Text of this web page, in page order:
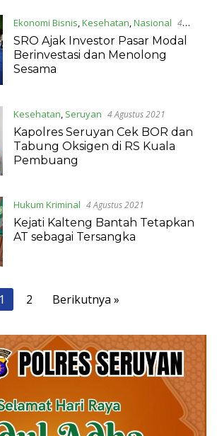
Ekonomi Bisnis,Kesehatan,Nasional 4
Agustus 2021
SRO Ajak Investor Pasar Modal
Berinvestasi dan Menolong
Sesama
Kesehatan, Seruyan 4 Agustus 2021
Kapolres Seruyan Cek BOR dan
Tabung Oksigen di RS Kuala
Pembuang
Hukum Kriminal 4 Agustus 2021
Kejati Kalteng Bantah Tetapkan
AT sebagai Tersangka
1 2 Berikutnya »